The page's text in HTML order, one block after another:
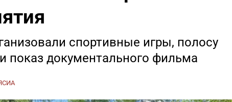
спортивные игры, полосу
показ документального фильма